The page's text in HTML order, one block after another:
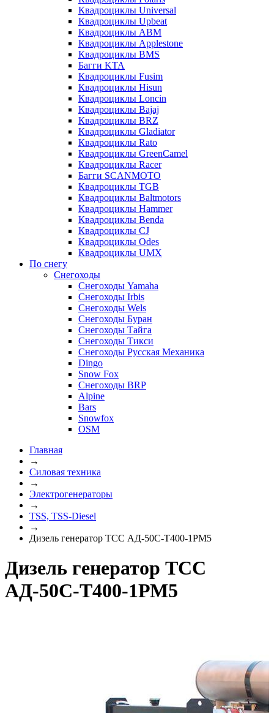
Квадроциклы Universal
Квадроциклы Upbeat
Квадроциклы ABM
Квадроциклы Applestone
Квадроциклы BMS
Багги KTA
Квадроциклы Fusim
Квадроциклы Hisun
Квадроциклы Loncin
Квадроциклы Bajaj
Квадроциклы BRZ
Квадроциклы Gladiator
Квадроциклы Rato
Квадроциклы GreenCamel
Квадроциклы Racer
Багги SCANMOTO
Квадроциклы TGB
Квадроциклы Baltmotors
Квадроциклы Hammer
Квадроциклы Benda
Квадроциклы CJ
Квадроциклы Odes
Квадроциклы UMX
По снегу
Снегоходы
Снегоходы Yamaha
Снегоходы Irbis
Снегоходы Wels
Снегоходы Буран
Снегоходы Тайга
Снегоходы Тикси
Снегоходы Русская Механика
Dingo
Snow Fox
Снегоходы BRP
Alpine
Bars
Snowfox
OSM
Главная
→
Силовая техника
→
Электрогенераторы
→
TSS, TSS-Diesel
→
Дизель генератор ТСС АД-50С-Т400-1РМ5
Дизель генератор ТСС
АД-50С-Т400-1РМ5